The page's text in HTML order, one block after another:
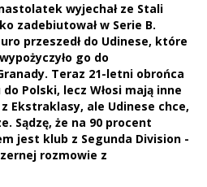
wyjechał ze Stali
zadebiutował w Serie B.
przeszedł do Udinese, które
go do
Teraz 21-letni obrońca
Polski, lecz Włosi mają inne
Ekstraklasy, ale Udinese chce,
Sądzę, że na 90 procent
jest klub z Segunda Division -
rozmowie z